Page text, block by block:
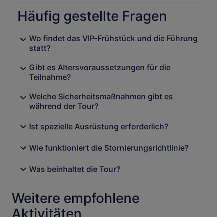
Häufig gestellte Fragen
Wo findet das VIP-Frühstück und die Führung
statt?
Gibt es Altersvoraussetzungen für die
Teilnahme?
Welche Sicherheitsmaßnahmen gibt es
während der Tour?
Ist spezielle Ausrüstung erforderlich?
Wie funktioniert die Stornierungsrichtlinie?
Was beinhaltet die Tour?
Weitere empfohlene
Aktivitäten